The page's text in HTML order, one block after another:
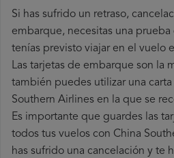
Si has sufrido un retraso,
embarque, necesitas una
tenías previsto viajar en el vuelo
Las tarjetas de embarque son la
también puedes utilizar una
Southern Airlines en la que se
Es importante que guardes las
todos tus vuelos con China
has sufrido una cancelación y te